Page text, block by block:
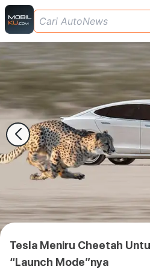
Tesla Meniru Cheetah
“Launch Mode”nya